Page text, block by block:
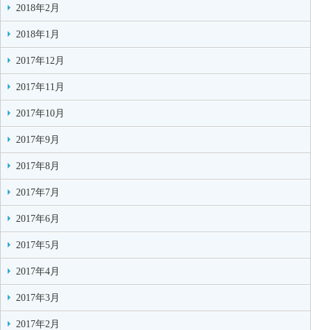
2018年2月
2018年1月
2017年12月
2017年11月
2017年10月
2017年9月
2017年8月
2017年7月
2017年6月
2017年5月
2017年4月
2017年3月
2017年2月